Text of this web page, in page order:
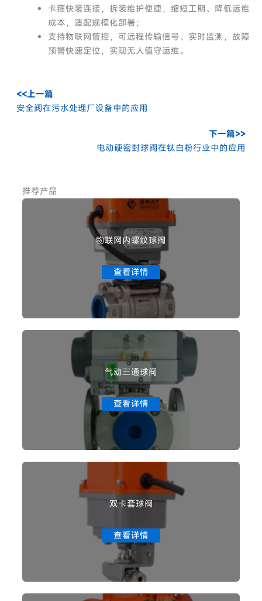
卡箍快装连接，拆装维护便捷，缩短工期、降低运维
成本，适配规模化部署；
支持物联网管控，可远程传输信号、实时监测，故障
预警快速定位，实现无人值守运维。
<<上一篇
安全阀在污水处理厂设备中的应用
下一篇>>
电动硬密封球阀在钛白粉行业中的应用
推荐产品
物联网内螺纹球阀
查看详情
气动三通球阀
查看详情
双卡套球阀
查看详情